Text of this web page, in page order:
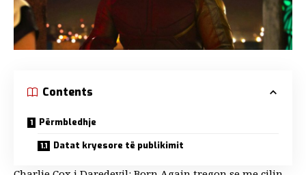
Contents
Përmbledhje
Datat kryesore të publikimit